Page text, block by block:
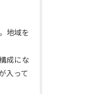
地域を
成にな
入って